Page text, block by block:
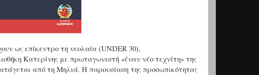
ως επίκεντρο τη νεολαία (UNDER 30),
Κατερίνης με πρωταγωνιστή «έναν νέο τεχνίτη» της
από τη Μηλιά. Η παρουσίαση της προσωπικότητας